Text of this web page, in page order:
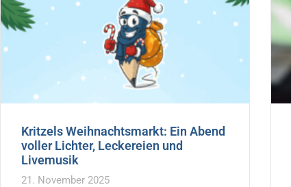
Kritzels Weihnachtsmarkt: Ein Abend
voller Lichter, Leckereien und
Livemusik
21. November 2025